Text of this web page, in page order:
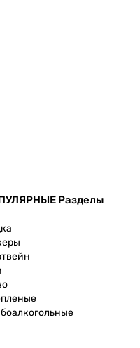
Разделы